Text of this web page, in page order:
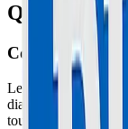
Questions
Combien coûte
Les tarifs démarrent
diagnostic et le devis
toute intervention.